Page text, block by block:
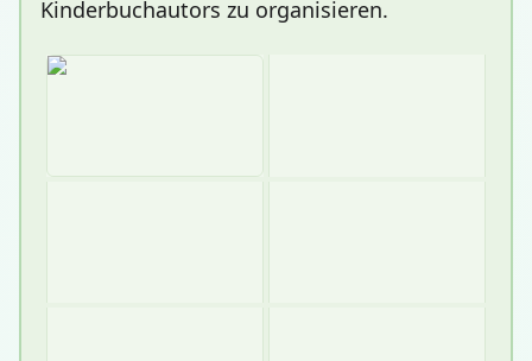
Kinderbuchautors zu organisieren.